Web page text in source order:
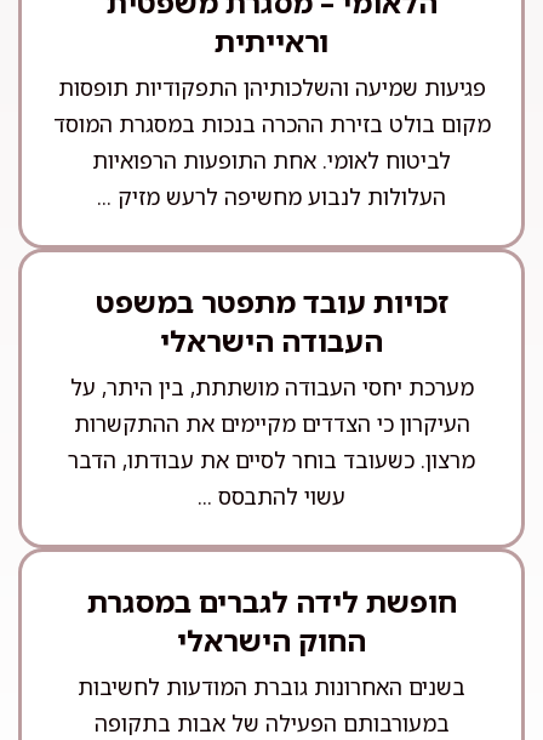
וראייתית
פגיעות שמיעה והשלכותיהן התפקודיות תופסות
מקום בולט בזירת ההכרה בנכות במסגרת המוסד
לביטוח לאומי. אחת התופעות הרפואיות
העלולות לנבוע מחשיפה לרעש מזיק ...
זכויות עובד מתפטר במשפט
העבודה הישראלי
מערכת יחסי העבודה מושתתת, בין היתר, על
העיקרון כי הצדדים מקיימים את ההתקשרות
מרצון. כשעובד בוחר לסיים את עבודתו, הדבר
עשוי להתבסס ...
חופשת לידה לגברים במסגרת
החוק הישראלי
בשנים האחרונות גוברת המודעות לחשיבות
במעורבותם הפעילה של אבות בתקופה